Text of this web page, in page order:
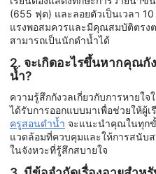
(655 ฟุต) และลอยตัวเป็นเวลา
แรงพอสมควรและมีคุณสมบัติตรง
สามารถเป็นนักดำน้ำได้
2. จะเกิดอะไรขึ้นหากคุณกั
น้ำ?
ความรู้สึกกังวลเกี่ยวกับการหายใ
ได้รับการออกแบบมาเพื่อช่วยให้ผู้
ครูสอนดำน้ำ จะแนะนำคุณในทุก
แวดล้อมที่ควบคุมและให้การสนับ
ในจังหวะที่รู้สึกสบายใจ